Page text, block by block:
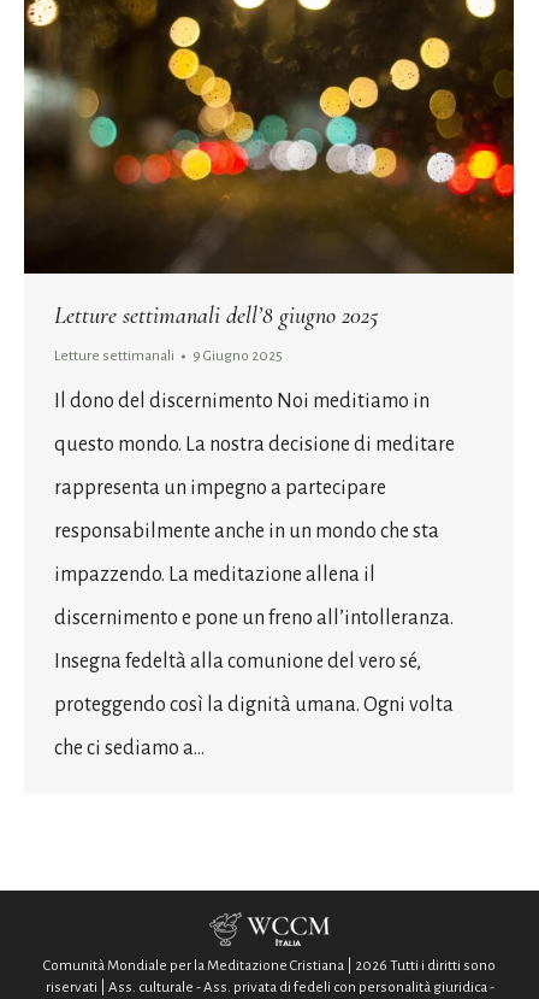
Letture settimanali dell’8 giugno 2025
Letture settimanali 9 Giugno 2025
Il dono del discernimento Noi meditiamo in
questo mondo. La nostra decisione di meditare
rappresenta un impegno a partecipare
responsabilmente anche in un mondo che sta
impazzendo. La meditazione allena il
discernimento e pone un freno all’intolleranza.
Insegna fedeltà alla comunione del vero sé,
proteggendo così la dignità umana. Ogni volta
che ci sediamo a…
Comunità Mondiale per la Meditazione Cristiana | 2026 Tutti i diritti sono
riservati | Ass. culturale - Ass. privata di fedeli con personalità giuridica -